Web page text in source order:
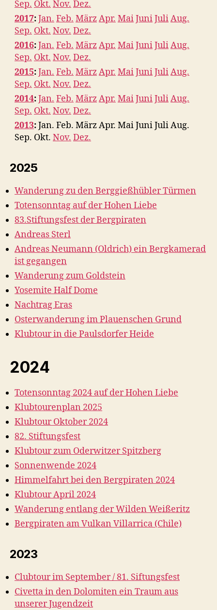
Sep. Okt. Nov. Dez.
2017:Jan. Feb. MärzApr. MaiJuniJuliAug.
Sep. Okt. Nov. Dez.
2016:Jan. Feb. MärzApr. MaiJuniJuliAug.
Sep. Okt. Nov. Dez.
2015:Jan. Feb. MärzApr. MaiJuniJuliAug.
Sep. Okt. Nov. Dez.
2014:Jan. Feb. MärzApr. MaiJuniJuliAug.
Sep. Okt. Nov. Dez.
2013:Jan. Feb. MärzApr. MaiJuniJuliAug.
Sep. Okt. Nov. Dez.
2025
Wanderung zu den Berggießhübler Türmen
Totensonntag auf der Hohen Liebe
83.Stiftungsfest der Bergpiraten
Andreas Sterl
Andreas Neumann (Oldrich) ein Bergkamerad
ist gegangen
Wanderung zum Goldstein
Yosemite Half Dome
Nachtrag Eras
Osterwanderung im Plauenschen Grund
Klubtour in die Paulsdorfer Heide
2024
Totensonntag 2024 auf der Hohen Liebe
Klubtourenplan 2025
Klubtour Oktober 2024
82. Stiftungsfest
Klubtour zum Oderwitzer Spitzberg
Sonnenwende 2024
Himmelfahrt bei den Bergpiraten 2024
Klubtour April 2024
Wanderung entlang der Wilden Weißeritz
Bergpiraten am Vulkan Villarrica (Chile)
2023
Clubtour im September / 81. Siftungsfest
Civetta in den Dolomiten ein Traum aus
unserer Jugendzeit